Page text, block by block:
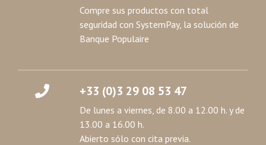
Compre sus productos con total
seguridad con SystemPay, la solución de
Banque Populaire
+33 (0)3 29 08 53 47
De lunes a viernes, de 8.00 a 12.00 h. y de
13.00 a 16.00 h.
Abierto sólo con cita previa.